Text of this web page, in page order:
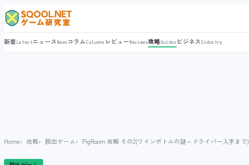
新着LatestニュースNews コラムColumns レビューReviews攻略Guides ビジネスIndustry
Home 攻略 脱出ゲーム PigRoom 攻略 その2(ワインボトルの謎～ドライバー入手まで)